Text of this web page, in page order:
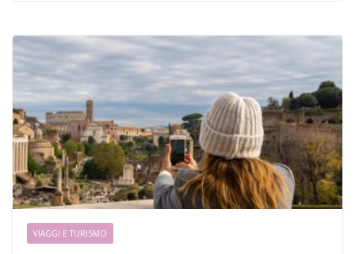
VIAGGI E TURISMO